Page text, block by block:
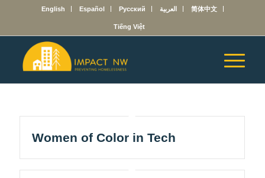
English Español Русский العربية 简体中文
Tiếng Việt
Women of Color in Tech